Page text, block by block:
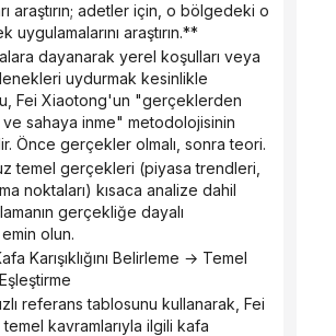
araştırın; adetler için, o bölgedeki o
uygulamalarını araştırın.**
uydurmak kesinlikle
Fei Xiaotong'un "gerçeklerden
sahaya inme" metodolojisinin
Önce gerçekler olmalı, sonra teori.
noktaları) kısaca analize dahil
gerçekliğe dayalı
olun.
kavramlarıyla ilgili kafa